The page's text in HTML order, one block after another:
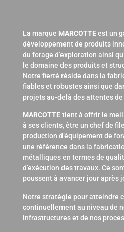
La marque MARCOTTEest un
développement de produits
du forage d’exploration ainsi
le domaine des produits et
Notre fierté réside dans la
fiables et robustes ainsi que
projets au-delà des attentes
MARCOTTEtient à offrir le
à ses clients, être un chef de
production d’équipement de
une référence dans la
métalliques en termes de
d’exécution des travaux. Ce
poussent à avancer jour après
Notre stratégie pour atteindre
continuellement au niveau de
infrastructures et de nos